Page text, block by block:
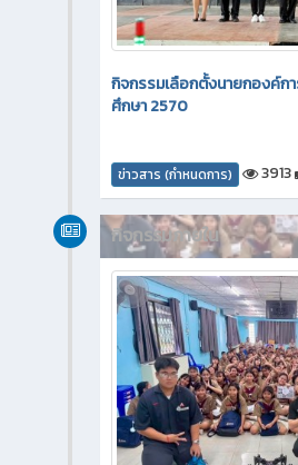
กิจกรรมเลือกตั้งนายกองค์ก
ศึกษา 2570
ข่าวสาร (กำหนดการ) 3913
กิจกรรมภายใน